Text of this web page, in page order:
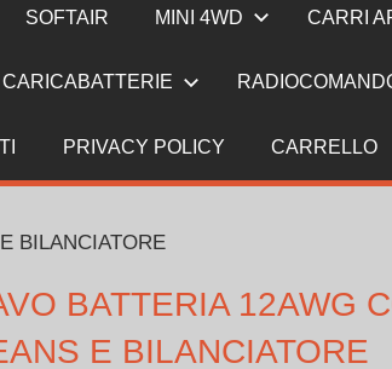
SOFTAIR MINI 4WD CARRI
CARICABATTERIE
PRIVACY POLICY CARRELLO
BILANCIATORE
BATTERIA 12AWG
E BILANCIATORE